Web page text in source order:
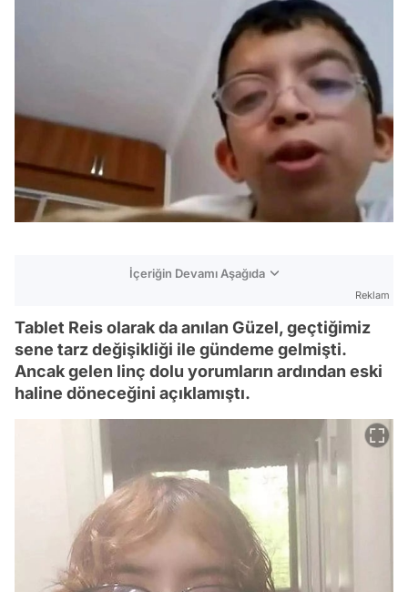
İçeriğin Devamı Aşağıda
Reklam
Tablet Reis olarak da anılan Güzel, geçtiğimiz
sene tarz değişikliği ile gündeme gelmişti.
Ancak gelen linç dolu yorumların ardından eski
haline döneceğini açıklamıştı.